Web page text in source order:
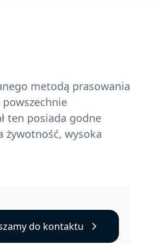
metodą prasowania
ten posiada godne
żywotność, wysoka
do kontaktu